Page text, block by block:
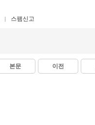
스팸신고
본문 이전